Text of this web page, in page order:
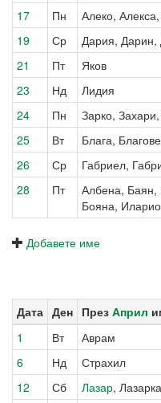
17
Пн
Алеко,
19
Ср
Дария,
21
Пт
Яков
23
Нд
Лидия
24
Пн
Зарко,
25
Вт
Блага,
26
Ср
Габриел,
28
Пт
Албена, Баян,
Бояна,
Добавете име
Дата Ден През Април
1
Вт
Аврам
6
Нд
Страхил
12
Сб Лазар,